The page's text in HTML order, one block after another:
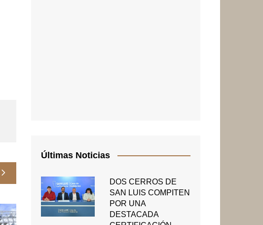
Últimas Noticias
DOS CERROS DE
SAN LUIS COMPITEN
POR UNA
DESTACADA